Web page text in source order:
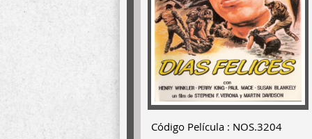
Código Película : NOS.3204